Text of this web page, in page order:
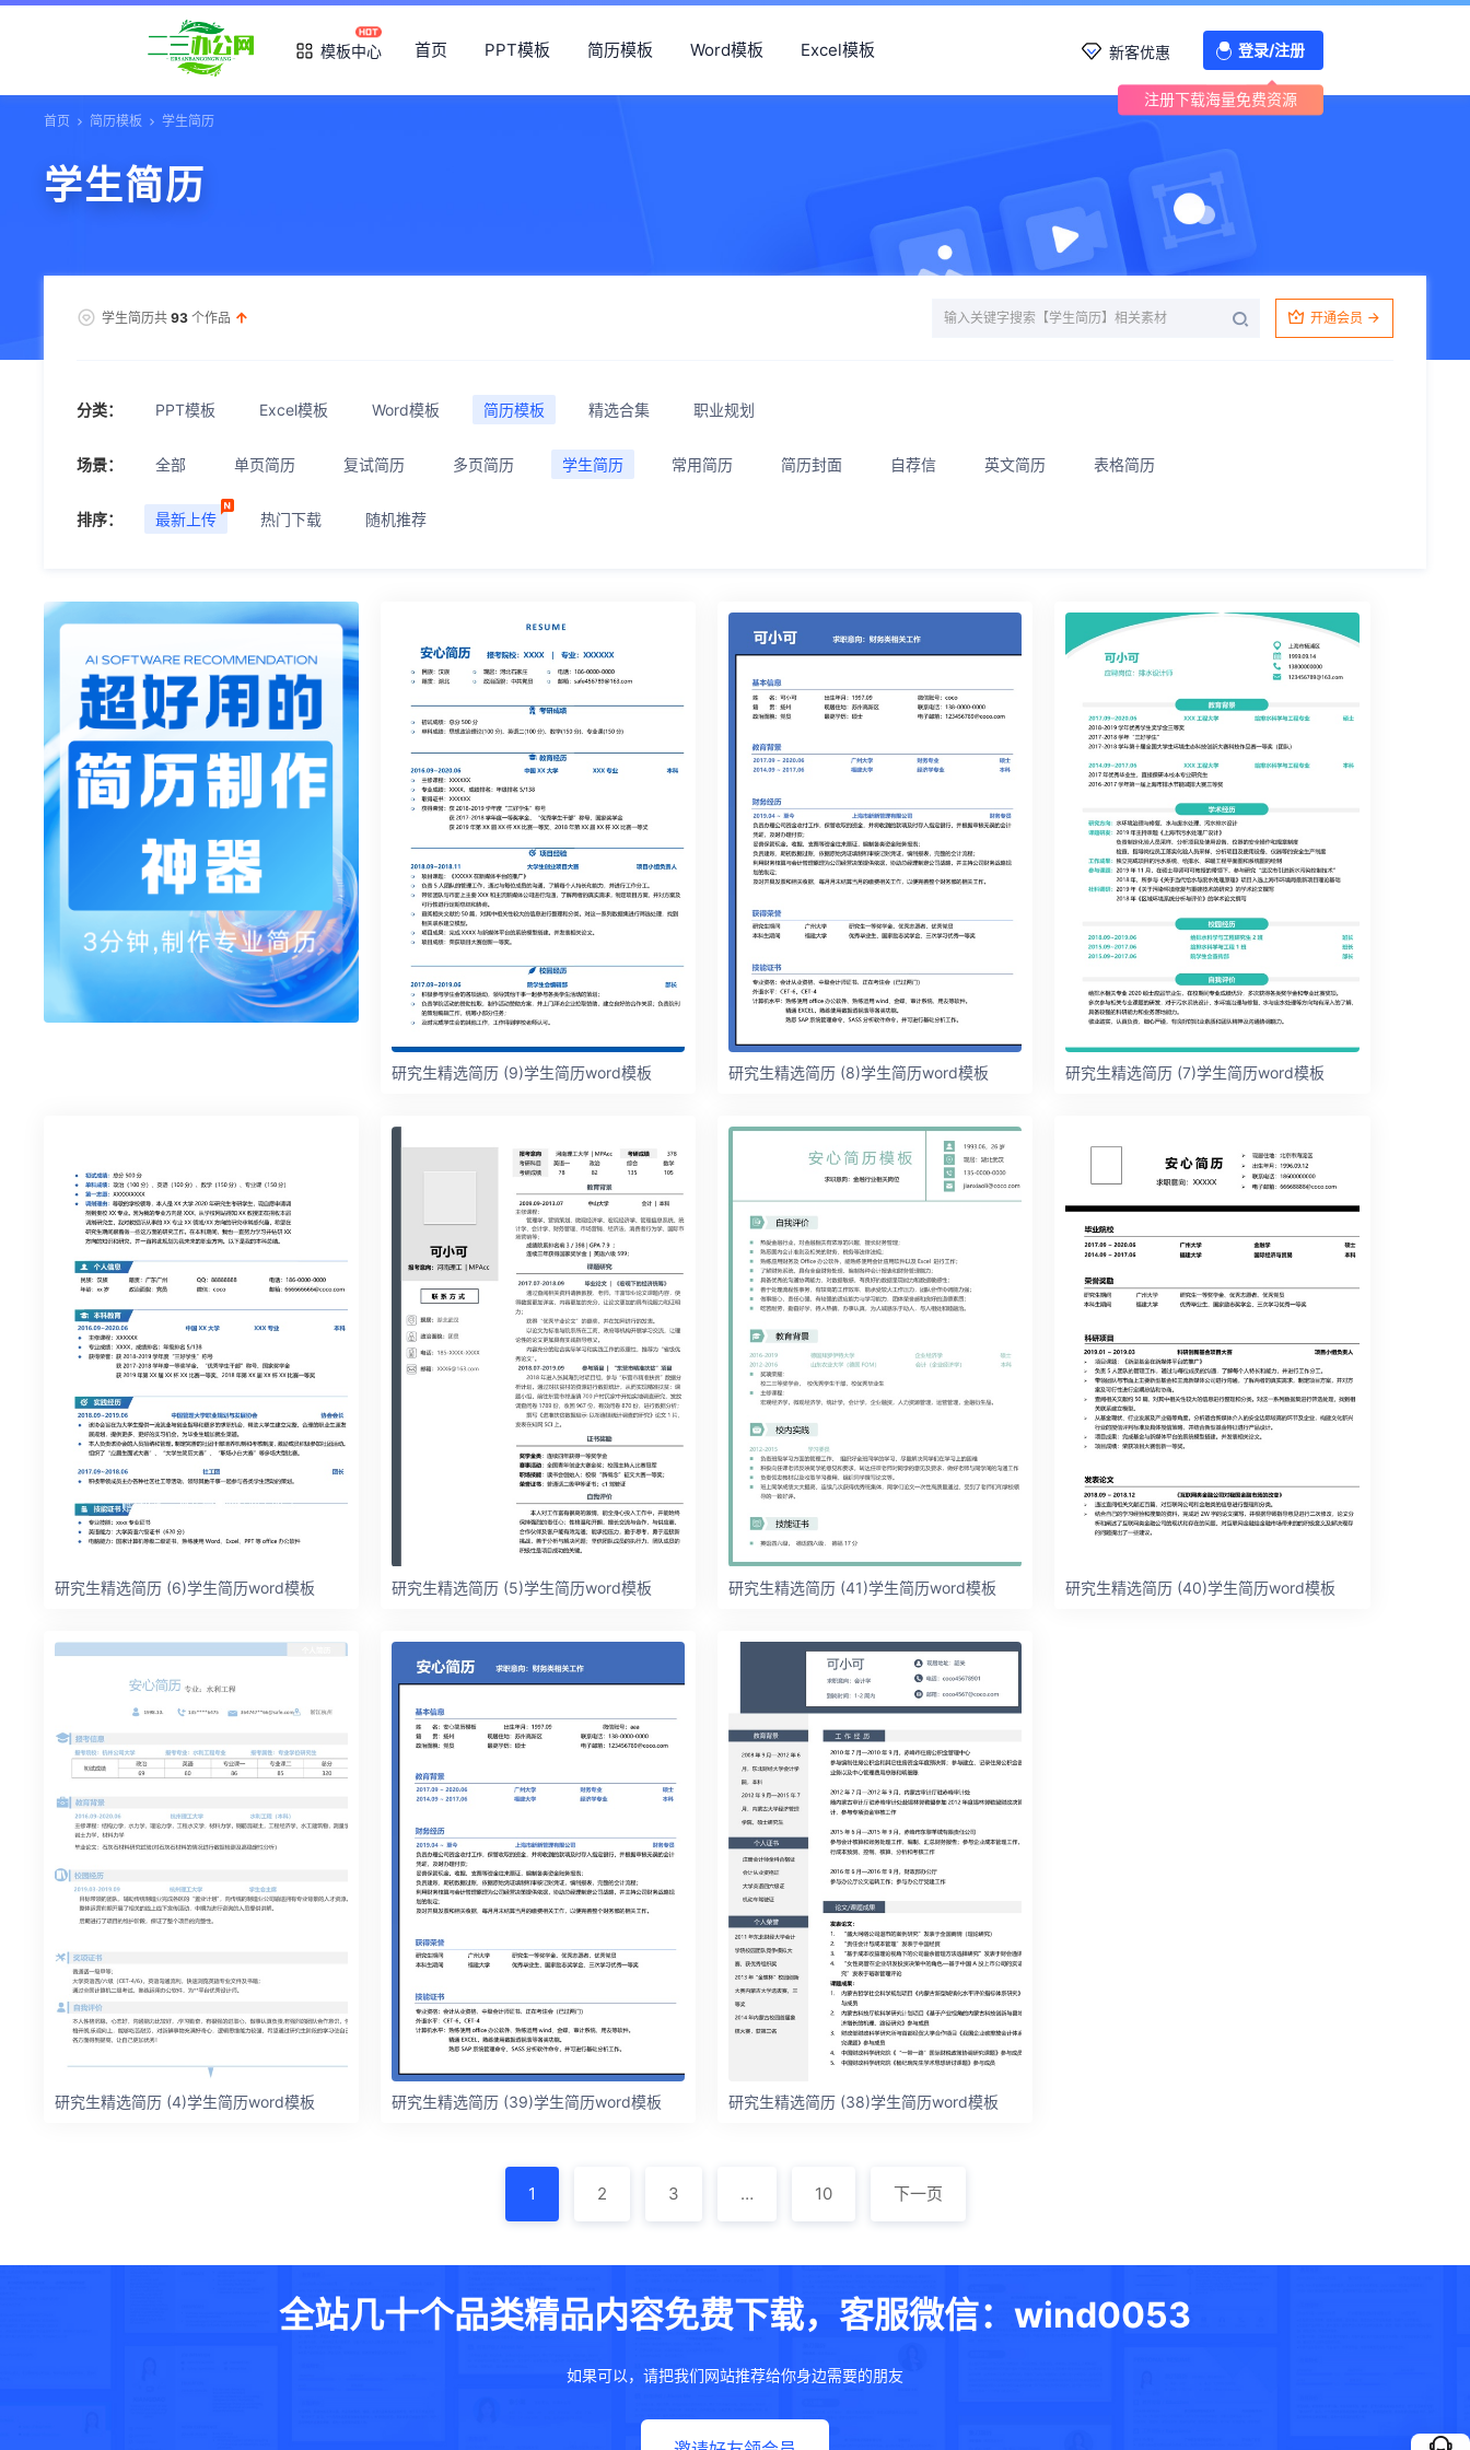
模板中心 首页 PPT模板 简历模板 Word模板 Excel模板 新客优惠 登录/注册
注册下载海量免费资源
首页 简历模板 学生简历
学生简历
学生简历共 93 个作品 开通会员
分类： PPT模板 Excel模板 Word模板 简历模板 精选合集 职业规划
场景： 全部 单页简历 复试简历 多页简历 学生简历 常用简历 简历封面 自荐信 英文简历 表格简历
排序： 最新上传 热门下载 随机推荐
研究生精选简历 (9)学生简历word模板 研究生精选简历 (8)学生简历word模板 研究生精选简历 (7)学生简历word模板
研究生精选简历 (6)学生简历word模板 研究生精选简历 (5)学生简历word模板 研究生精选简历 (41)学生简历word模板 研究生精选简历 (40)学生简历word模板
研究生精选简历 (4)学生简历word模板 研究生精选简历 (39)学生简历word模板 研究生精选简历 (38)学生简历word模板
1 2 3 … 10 下一页
全站几十个品类精品内容免费下载，客服微信：wind0053
如果可以，请把我们网站推荐给你身边需要的朋友